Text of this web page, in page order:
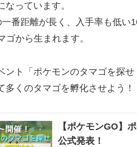
っています。
番距離が長く、入手率も低い
ゴから生まれます。
ント「ポケモンのタマゴを探
多くのタマゴを孵化させよう！
【ポケモンGO】
公式発表！